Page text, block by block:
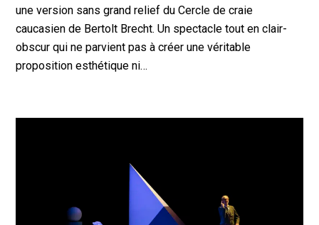
une version sans grand relief du Cercle de craie
caucasien de Bertolt Brecht. Un spectacle tout en clair-
obscur qui ne parvient pas à créer une véritable
proposition esthétique ni…